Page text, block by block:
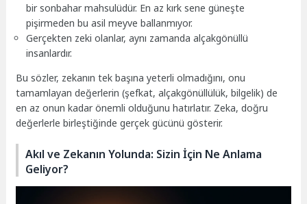
bir sonbahar mahsulüdür. En az kırk sene güneşte
pişirmeden bu asil meyve ballanmıyor.
Gerçekten zeki olanlar, aynı zamanda alçakgönüllü
insanlardır.
Bu sözler, zekanın tek başına yeterli olmadığını, onu
tamamlayan değerlerin (şefkat, alçakgönüllülük, bilgelik) de
en az onun kadar önemli olduğunu hatırlatır. Zeka, doğru
değerlerle birleştiğinde gerçek gücünü gösterir.
Akıl ve Zekanın Yolunda: Sizin İçin Ne Anlama
Geliyor?